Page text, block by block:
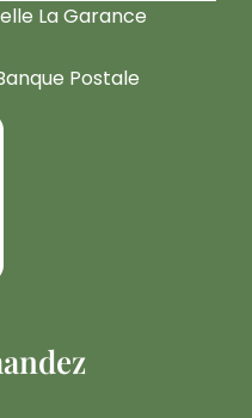
La Garance
Postale